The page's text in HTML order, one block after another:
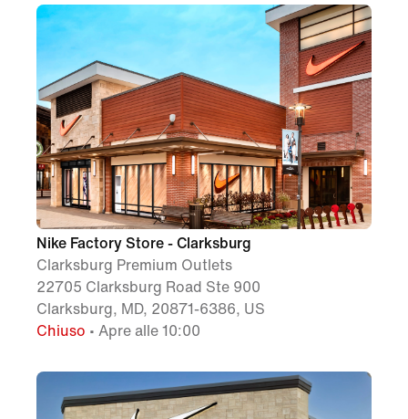
Nike Factory Store - Clarksburg
Clarksburg Premium Outlets
22705 Clarksburg Road Ste 900
Clarksburg, MD, 20871-6386, US
Chiuso • Apre alle 10:00